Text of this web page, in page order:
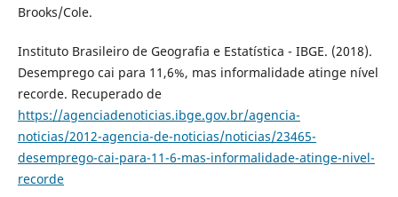
Brooks/Cole.
Instituto Brasileiro de Geografia e Estatística - IBGE. (2018).
Desemprego cai para 11,6%, mas informalidade atinge nível
recorde. Recuperado de
https://agenciadenoticias.ibge.gov.br/agencia-
noticias/2012-agencia-de-noticias/noticias/23465-
desemprego-cai-para-11-6-mas-informalidade-atinge-nivel-
recorde